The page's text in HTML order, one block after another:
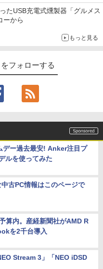
たUSB充電式燻製器「グルメス
ーから
もっと見る
フォローする
デー過去最安! Anker注目プ
ルを使ってみた
古PC情報はこのページで
算内。産経新聞社がAMD R
を2千台導入
Stream 3」「NEO iDSD